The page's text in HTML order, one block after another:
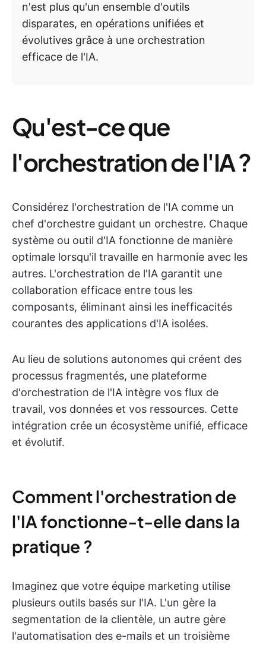
n'est plus qu'un ensemble d'outils
disparates, en opérations unifiées et
évolutives grâce à une orchestration
efficace de l'IA.
Qu'est-ce que
l'orchestration de l'IA ?
Considérez l'orchestration de l'IA comme un
chef d'orchestre guidant un orchestre. Chaque
système ou outil d'IA fonctionne de manière
optimale lorsqu'il travaille en harmonie avec les
autres. L'orchestration de l'IA garantit une
collaboration efficace entre tous les
composants, éliminant ainsi les inefficacités
courantes des applications d'IA isolées.
Au lieu de solutions autonomes qui créent des
processus fragmentés, une plateforme
d'orchestration de l'IA intègre vos flux de
travail, vos données et vos ressources. Cette
intégration crée un écosystème unifié, efficace
et évolutif.
Comment l'orchestration de
l'IA fonctionne-t-elle dans la
pratique ?
Imaginez que votre équipe marketing utilise
plusieurs outils basés sur l'IA. L'un gère la
segmentation de la clientèle, un autre gère
l'automatisation des e-mails et un troisième